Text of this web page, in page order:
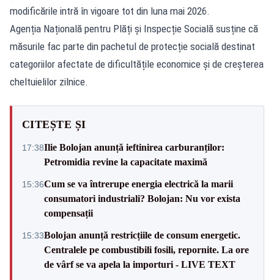
modificările intră în vigoare tot din luna mai 2026.
Agenția Națională pentru Plăți și Inspecție Socială susține că
măsurile fac parte din pachetul de protecție socială destinat
categoriilor afectate de dificultățile economice și de creșterea
cheltuielilor zilnice.
CITEȘTE ȘI
17:38Ilie Bolojan anunță ieftinirea carburanților:
Petromidia revine la capacitate maximă
15:36Cum se va întrerupe energia electrică la marii
consumatori industriali? Bolojan: Nu vor exista
compensații
15:33Bolojan anunță restricțiile de consum energetic.
Centralele pe combustibili fosili, repornite. La ore
de vârf se va apela la importuri - LIVE TEXT